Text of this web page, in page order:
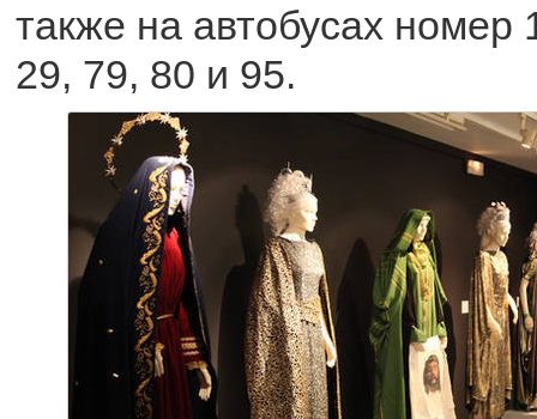
также на автобусах номер
29, 79, 80 и 95.